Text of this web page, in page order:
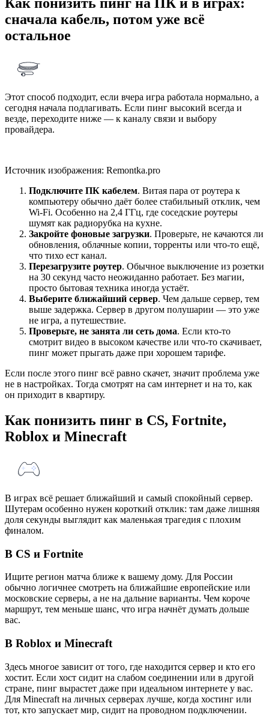
Как понизить пинг на ПК и в играх:
сначала кабель, потом уже всё
остальное
Этот способ подходит, если вчера игра работала нормально, а
сегодня начала подлагивать. Если пинг высокий всегда и
везде, переходите ниже — к каналу связи и выбору
провайдера.
Источник изображения: Remontka.pro
Подключите ПК кабелем. Витая пара от роутера к
компьютеру обычно даёт более стабильный отклик, чем
Wi‑Fi. Особенно на 2,4 ГГц, где соседские роутеры
шумят как радиорубка на кухне.
Закройте фоновые загрузки. Проверьте, не качаются ли
обновления, облачные копии, торренты или что-то ещё,
что тихо ест канал.
Перезагрузите роутер. Обычное выключение из розетки
на 30 секунд часто неожиданно работает. Без магии,
просто бытовая техника иногда устаёт.
Выберите ближайший сервер. Чем дальше сервер, тем
выше задержка. Сервер в другом полушарии — это уже
не игра, а путешествие.
Проверьте, не занята ли сеть дома. Если кто-то
смотрит видео в высоком качестве или что-то скачивает,
пинг может прыгать даже при хорошем тарифе.
Если после этого пинг всё равно скачет, значит проблема уже
не в настройках. Тогда смотрят на сам интернет и на то, как
он приходит в квартиру.
Как понизить пинг в CS, Fortnite,
Roblox и Minecraft
В играх всё решает ближайший и самый спокойный сервер.
Шутерам особенно нужен короткий отклик: там даже лишняя
доля секунды выглядит как маленькая трагедия с плохим
финалом.
В CS и Fortnite
Ищите регион матча ближе к вашему дому. Для России
обычно логичнее смотреть на ближайшие европейские или
московские серверы, а не на дальние варианты. Чем короче
маршрут, тем меньше шанс, что игра начнёт думать дольше
вас.
В Roblox и Minecraft
Здесь многое зависит от того, где находится сервер и кто его
хостит. Если хост сидит на слабом соединении или в другой
стране, пинг вырастет даже при идеальном интернете у вас.
Для Minecraft на личных серверах лучше, когда хостинг или
тот, кто запускает мир, сидит на проводном подключении.